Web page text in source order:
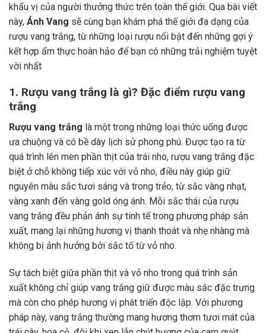
khẩu vị của người thưởng thức trên toàn thế giới. Qua bài viết
này, Ánh Vang sẽ cùng bạn khám phá thế giới đa dạng của
rượu vang trắng, từ những loại rượu nổi bật đến những gợi ý
kết hợp ẩm thực hoàn hảo để bạn có những trải nghiệm tuyệt
vời nhất
1. Rượu vang trắng là gì? Đặc điểm rượu vang
trắng
Rượu vang trắng là một trong những loại thức uống được
ưa chuộng và có bề dày lịch sử phong phú. Được tạo ra từ
quá trình lên men phần thịt của trái nho, rượu vang trắng đặc
biệt ở chỗ không tiếp xúc với vỏ nho, điều này giúp giữ
nguyên màu sắc tươi sáng và trong trẻo, từ sắc vàng nhạt,
vàng xanh đến vàng gold óng ánh. Mỗi sắc thái của rượu
vang trắng đều phản ánh sự tinh tế trong phương pháp sản
xuất, mang lại những hương vị thanh thoát và nhẹ nhàng mà
không bị ảnh hưởng bởi sắc tố từ vỏ nho.
Sự tách biệt giữa phần thịt và vỏ nho trong quá trình sản
xuất không chỉ giúp vang trắng giữ được màu sắc đặc trưng
mà còn cho phép hương vị phát triển độc lập. Với phương
pháp này, vang trắng thường mang hương thơm tươi mát của